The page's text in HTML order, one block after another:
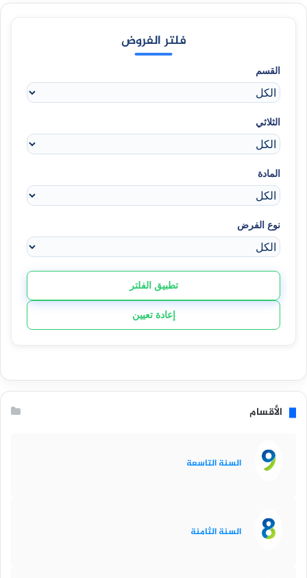
فلتر الفروض
القسم
الثلاثي
المادة
نوع الفرض
تطبيق الفلتر
إعادة تعيين
الأقسام
السنة التاسعة
السنة الثامنة